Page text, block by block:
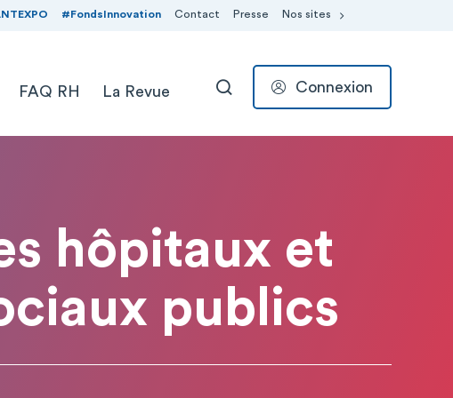
#FondsInnovation Contact Presse Nos sites
FAQ RH La Revue RECHERCHER
Connexion
hôpitaux et
publics